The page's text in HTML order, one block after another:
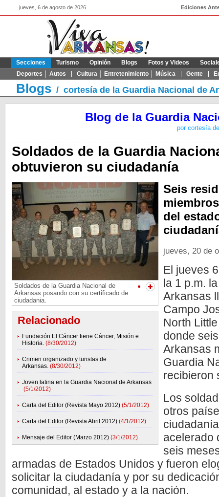
jueves, 6 de agosto de 2026 Ediciones
Secciones
Deportes │ Autos
Cultura │ Entretenimiento │ Música Gente
Turismo Opinión Blogs Fotos y Videos
Blogs / cortesía de la Guardia Nacional de
Blog de la Guardia
por cortesía
Soldados de la Guardia
obtuvieron su ciudadanía
Soldados de la Guardia Nacional de
Arkansas posando con su certificado de
ciudadania.
Relacionado
Fundación El Cáncer tiene Cáncer, Misión e
Historia. (8/30/2012)
Crimen organizado y turistas de
Arkansas. (8/30/2012)
Joven latina en la Guardia Nacional de Arkansas
(5/1/2012)
Carta del Editor (Revista Mayo 2012) (5/1/2012)
Carta del Editor (Revista Abril 2012) (4/1/2012)
Mensaje del Editor (Marzo 2012) (3/1/2012)
Seis
del
jueves, 20 de
El jueves
la 1 p.m.
Arkansas
Campo
North
donde
Arkansas
Guardia
recibieron
Los
otros
acelerado
seis
armadas de Estados Unidos y fueron
solicitar la ciudadanía y por su
comunidad, al estado y a la nación.